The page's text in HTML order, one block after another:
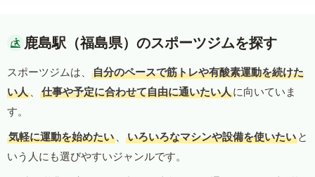
鹿島駅（福島県）のスポーツジムを探す
スポーツジムは、
自分のペースで筋トレや有酸素運動を続けた
い人 、 仕事や予定に合わせて自由に通いたい人に向いていま
す。
気軽に運動を始めたい 、 いろいろなマシンや設備を使いたい と
いう人にも選びやすいジャンルです。